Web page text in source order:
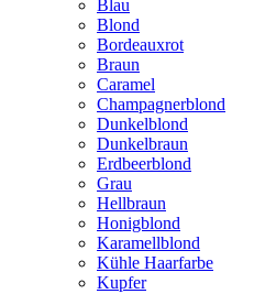
Blau
Blond
Bordeauxrot
Braun
Caramel
Champagnerblond
Dunkelblond
Dunkelbraun
Erdbeerblond
Grau
Hellbraun
Honigblond
Karamellblond
Kühle Haarfarbe
Kupfer